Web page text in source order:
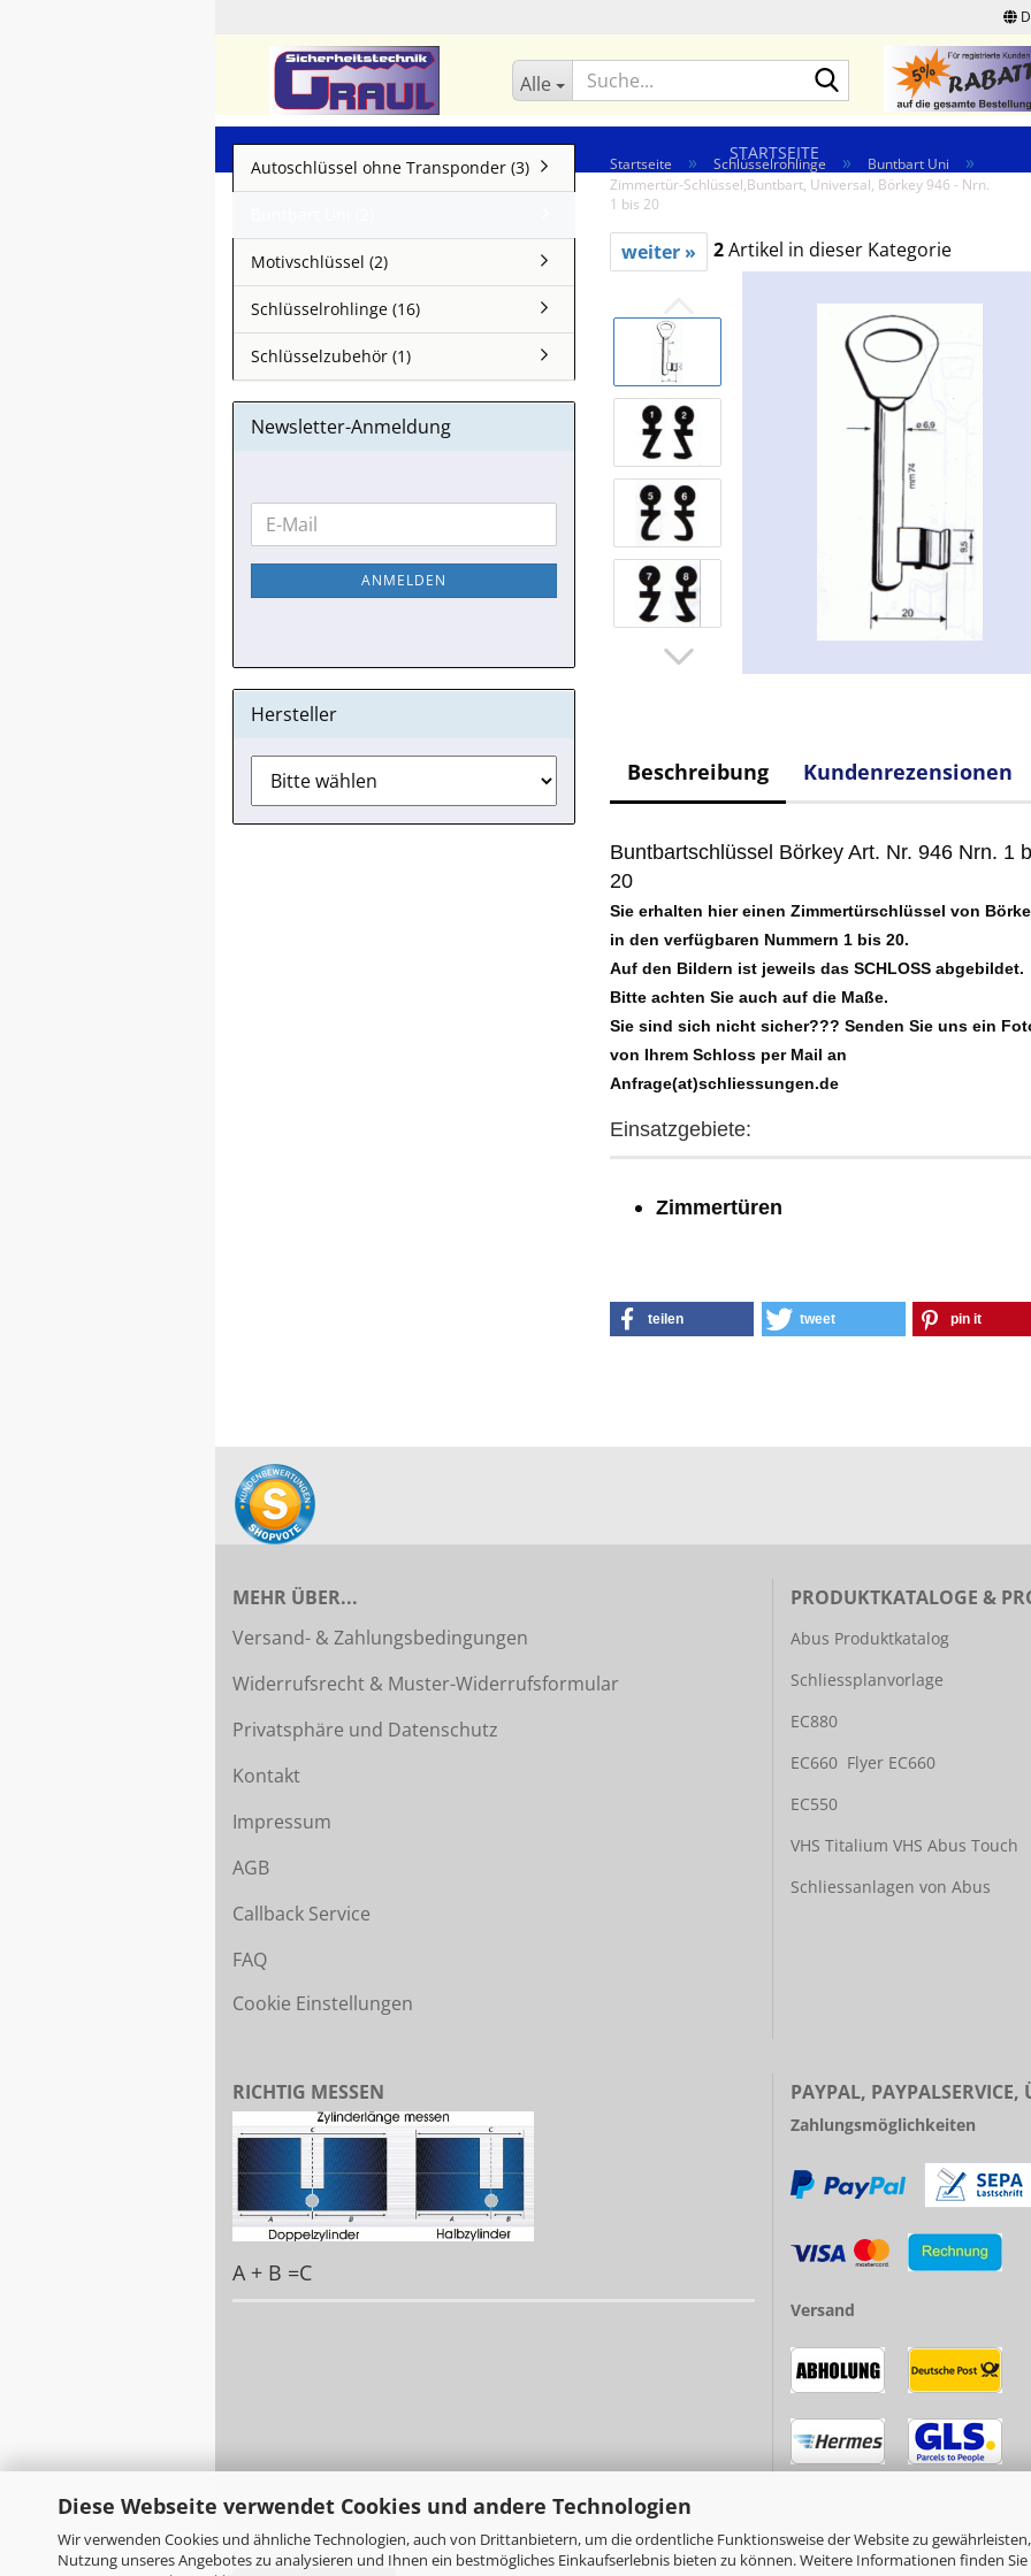
Diese Webseite verwendet Cookies und andere Technologien
Wir verwenden Cookies und ähnliche Technologien, auch von Drittanbietern, um die ordentliche Funktionsweise der Website zu
Nutzung unseres Angebotes zu analysieren und Ihnen ein bestmögliches Einkaufserlebnis bieten zu können. Weitere Informationen finden Sie
Alle Suche...
STARTSEITE
Startseite » Schlüsselrohlinge » Buntbart Uni »
Zimmertür-Schlüssel,Buntbart, Universal, Börkey 946 - Nrn.
1 bis 20
weiter » 2Artikel in dieser Kategorie
Beschreibung Kundenrezensionen
Buntbartschlüssel Börkey Art. Nr. 946 Nrn. 1
20
Sie erhalten hier einen Zimmertürschlüssel von
in den verfügbaren Nummern 1 bis 20.
Auf den Bildern ist jeweils das SCHLOSS abgebildet.
Bitte achten Sie auch auf die Maße.
Sie sind sich nicht sicher??? Senden Sie uns ein
von Ihrem Schloss per Mail an
Anfrage(at)schliessungen.de
Einsatzgebiete:
Zimmertüren
teilen tweet pin it
Autoschlüssel ohne Transponder (3)
Motivschlüssel (2)
Schlüsselrohlinge (16)
Schlüsselzubehör (1)
Newsletter-Anmeldung
WEITER
ZUR
NEWSLETTER-
ANMELDUNG
E-
Mail
ANMELDEN
Hersteller
MEHR ÜBER...
Versand- & Zahlungsbedingungen
Widerrufsrecht & Muster-Widerrufsformular
Privatsphäre und Datenschutz
Kontakt
Impressum
AGB
Callback Service
FAQ
Cookie Einstellungen
PRODUKTKATALOGE &
Abus Produktkatalog
Schliessplanvorlage
EC880
EC660 Flyer EC660
EC550
VHS Titalium VHS Abus Touch
Schliessanlagen von Abus
RICHTIG MESSEN
A + B =C
PAYPAL, PAYPALSERVICE,
Zahlungsmöglichkeiten
Versand